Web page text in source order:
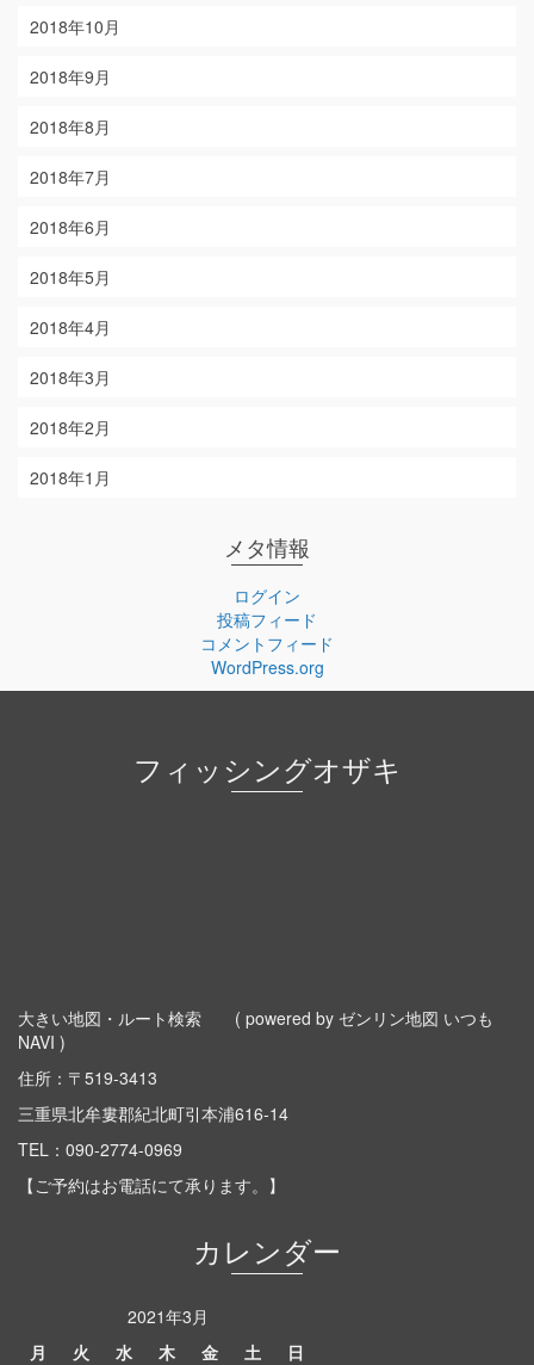
2018年10月
2018年9月
2018年8月
2018年7月
2018年6月
2018年5月
2018年4月
2018年3月
2018年2月
2018年1月
メタ情報
ログイン
投稿フィード
コメントフィード
WordPress.org
フィッシングオザキ
大きい地図・ルート検索
( powered by ゼンリン地図 いつも
NAVI )
住所：〒519-3413
三重県北牟婁郡紀北町引本浦616-14
TEL： 090-2774-0969
【ご予約はお電話にて承ります。】
カレンダー
2021年3月
月
火 水 木 金 土
日